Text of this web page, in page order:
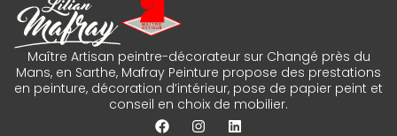
Maître Artisan peintre-décorateur sur Changé près du
Mans, en Sarthe, Mafray Peinture propose des prestations
en peinture, décoration d’intérieur, pose de papier peint et
conseil en choix de mobilier.